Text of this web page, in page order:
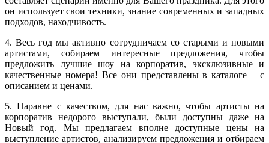
он использует свои техники, знание современных и западных
подходов, находчивость.
4. Весь год мы активно сотрудничаем со старыми и новыми
артистами, собираем интересные предложения, чтобы
предложить лучшие шоу на корпоратив, эксклюзивные и
качественные номера! Все они представлены в каталоге – с
описанием и ценами.
5. Наравне с качеством, для нас важно, чтобы артисты на
корпоратив недорого выступали, были доступны даже на
Новый год. Мы предлагаем вполне доступные цены на
выступление артистов, анализируем предложения и отбираем